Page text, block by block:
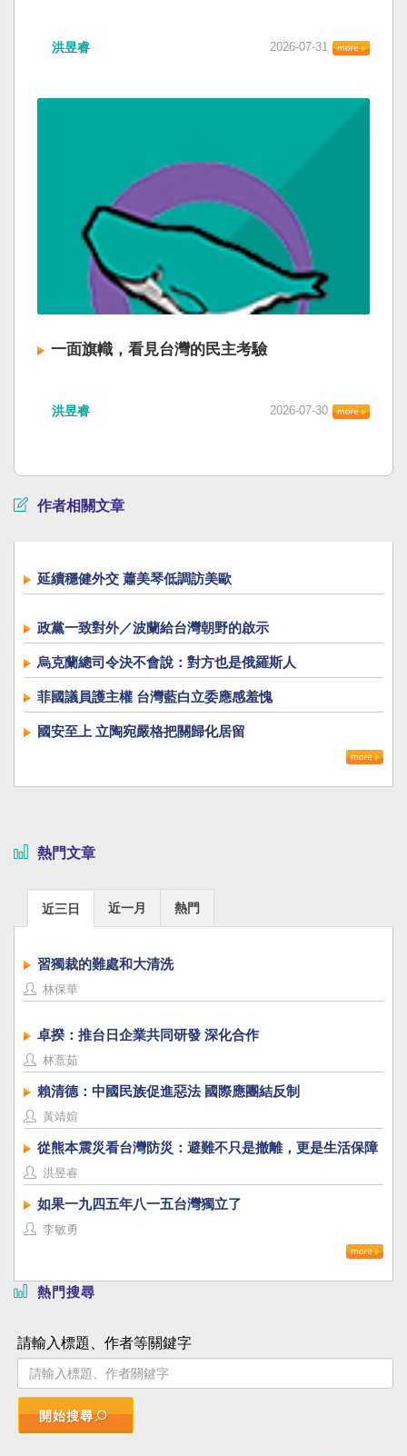
洪昱睿 2026-07-31
一面旗幟，看見台灣的民主考驗
洪昱睿 2026-07-30
作者相關文章
延續穩健外交 蕭美琴低調訪美歐
政黨一致對外／波蘭給台灣朝野的啟示
烏克蘭總司令決不會說：對方也是俄羅斯人
菲國議員護主權 台灣藍白立委應感羞愧
國安至上 立陶宛嚴格把關歸化居留
熱門文章
近三日 近一月 熱門
習獨裁的難處和大清洗
林保華
卓揆：推台日企業共同研發 深化合作
林薏茹
賴清德：中國民族促進惡法 國際應團結反制
黃靖媗
從熊本震災看台灣防災：避難不只是撤離，更是生活保障
洪昱睿
如果一九四五年八一五台灣獨立了
李敏勇
熱門搜尋
請輸入標題、作者等關鍵字
開始搜尋